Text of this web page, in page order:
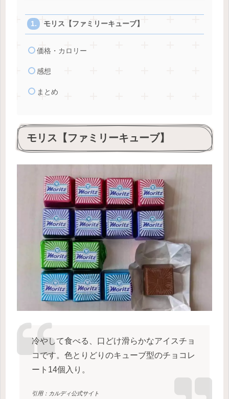
モリス【ファミリーキューブ】
価格・カロリー
感想
まとめ
モリス【ファミリーキューブ】
冷やして食べる、口どけ滑らかなアイスチョ
コです。色とりどりのキューブ型のチョコレ
ート14個入り。
引用：カルディ公式サイト